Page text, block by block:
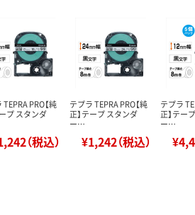
TEPRA PRO【純
プ スタンダ
（税込）
テプラ TEPRA PRO【純
正】テープ スタンダ
ー…
¥1,242（税込）
テプラ
正】テー
ー…